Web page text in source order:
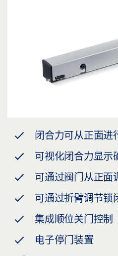
闭合力可从正面进
可视化闭合力显示
可通过阀门从正面
可通过折臂调节锁
集成顺位关门控制
电子停门装置